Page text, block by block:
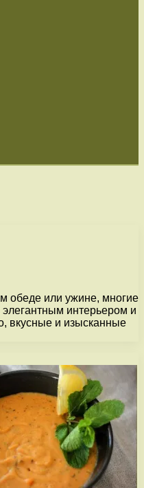
обеде или ужине, многие
интерьером и
вкусные и изысканные